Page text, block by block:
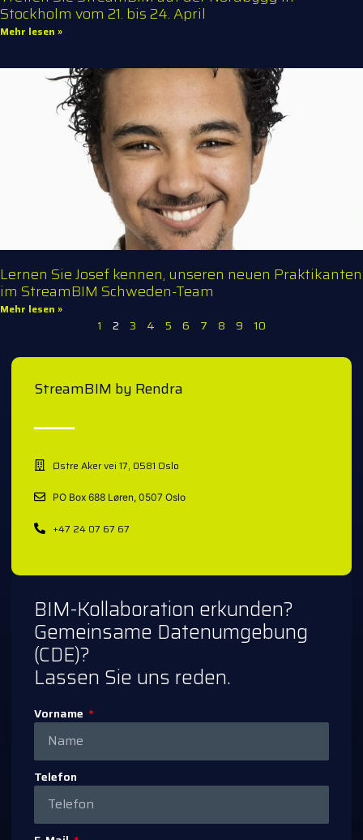
Stockholm vom 21. bis 24. April
Mehr lesen »
Lernen Sie Josef kennen, unseren neuen Praktikanten
im StreamBIM Schweden-Team
Mehr lesen »
1 2 3 4 5 6 7 8 9 10
StreamBIM by Rendra
Østre Aker vei 17, 0581 Oslo
PO Box 688 Løren, 0507 Oslo
+47 24 07 67 67
BIM-Kollaboration erkunden?
Gemeinsame Datenumgebung
(CDE)?
Lassen Sie uns reden.
Vorname
Telefon